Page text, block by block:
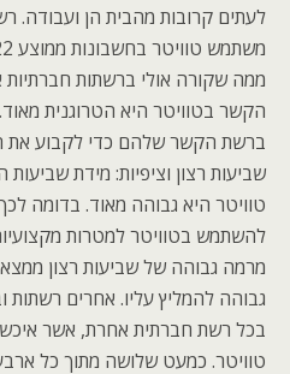
לעתים קרובות מהבית הן ועבודה.
ממה שקורה אולי ברשתות
הקשר בטוויטר היא הטרוגנית
ברשת הקשר שלהם כדי לקבוע את
שביעות רצון וציפיות: מידת
טוויטר היא גבוהה מאוד. בדומה
להשתמש בטוויטר למטרות
גבוהה להמליץ עליו. אחרים רשתות
בכל רשת חברתית אחרת, אשר